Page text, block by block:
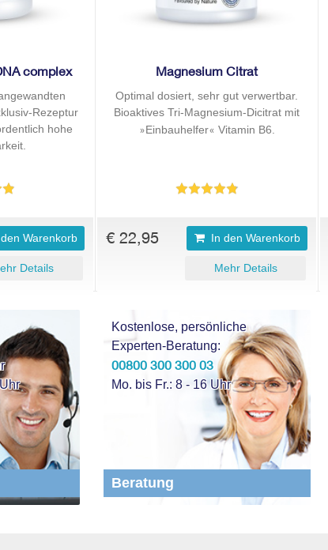
complex
Rezeptur
hohe
Warenkorb
Details
Magnesium Citrat
Optimal dosiert, sehr gut verwertbar.
Bioaktives Tri-Magnesium-Dicitrat mit
»Einbauhelfer« Vitamin B6.
In den Warenkorb
Mehr Details
€ 22,95
Kostenlose, persönliche
Experten-Beratung:
00800 300 300 03
Mo. bis Fr.: 8 - 16 Uhr
Beratung